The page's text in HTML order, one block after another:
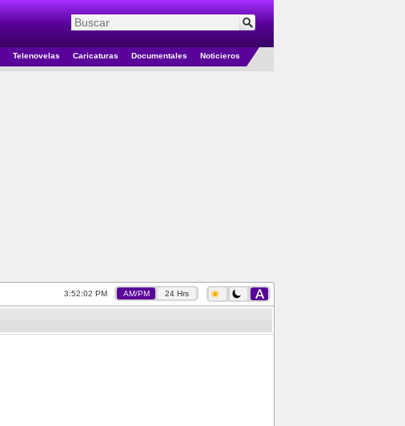
Telenovelas Caricaturas Documentales Noticieros
3:52:03 PM AM/PM 24 Hrs